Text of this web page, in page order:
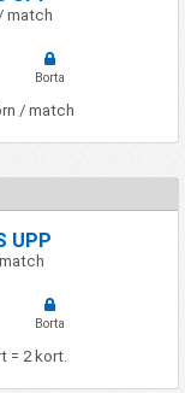
match
Borta
/ match
UPP
Borta
= 2 kort.